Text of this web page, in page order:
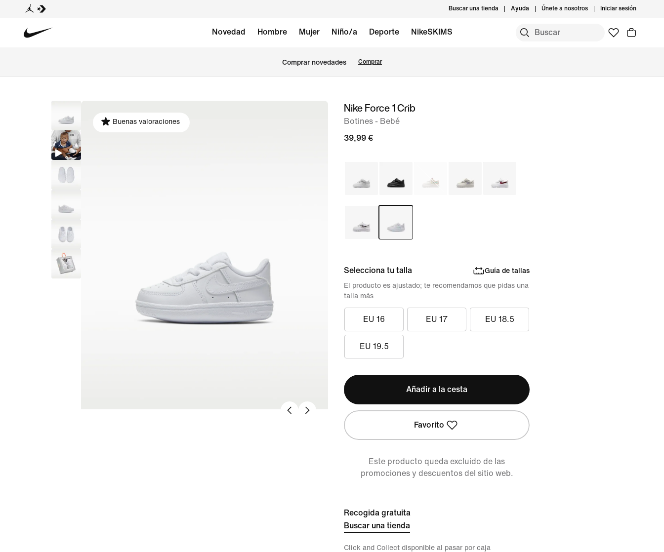
Buscar una tienda Ayuda Únete a nosotros Iniciar sesión
Novedad Hombre Mujer Niño/a Deporte NikeSKIMS
Comprar novedades Comprar
Imagen
Buenas valoraciones
Nike Force 1 Crib
Botines - Bebé
39,99 €
Selecciona tu talla Guía de tallas
EU 16 EU 17 EU 18.5
EU 19.5
El producto es ajustado; te recomendamos que pidas una
talla más
Añadir a la cesta
Favorito
Este producto queda excluido de las
promociones y descuentos del sitio web.
Recogida gratuita
Buscar una tienda
Click and Collect disponible al pasar por caja